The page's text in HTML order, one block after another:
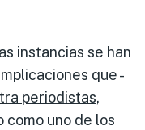
instancias se han
que -
periodistas,
uno de los